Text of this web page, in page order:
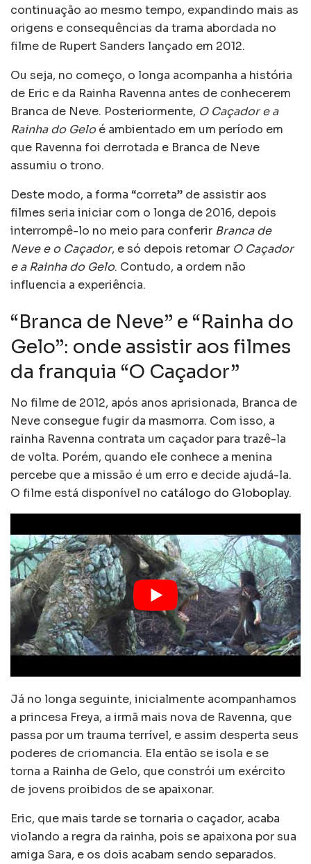
continuação ao mesmo tempo, expandindo mais as
origens e consequências da trama abordada no
filme de Rupert Sanders lançado em 2012.
Ou seja, no começo, o longa acompanha a história
de Eric e da Rainha Ravenna antes de conhecerem
Branca de Neve. Posteriormente, O Caçador e a
Rainha do Geloé ambientado em um período em
que Ravenna foi derrotada e Branca de Neve
assumiu o trono.
Deste modo, a forma “correta” de assistir aos
filmes seria iniciar com o longa de 2016, depois
interrompê-lo no meio para conferir Branca de
Neve e o Caçador, e só depois retomar O Caçador
e a Rainha do Gelo. Contudo, a ordem não
influencia a experiência.
“Branca de Neve” e “Rainha do
Gelo”: onde assistir aos filmes
da franquia “O Caçador”
No filme de 2012, após anos aprisionada, Branca de
Neve consegue fugir da masmorra. Com isso, a
rainha Ravenna contrata um caçador para trazê-la
de volta. Porém, quando ele conhece a menina
percebe que a missão é um erro e decide ajudá-la.
O filme está disponível no catálogo do Globoplay.
Já no longa seguinte, inicialmente acompanhamos
a princesa Freya, a irmã mais nova de Ravenna, que
passa por um trauma terrível, e assim desperta seus
poderes de criomancia. Ela então se isola e se
torna a Rainha de Gelo, que constrói um exército
de jovens proibidos de se apaixonar.
Eric, que mais tarde se tornaria o caçador, acaba
violando a regra da rainha, pois se apaixona por sua
amiga Sara, e os dois acabam sendo separados.